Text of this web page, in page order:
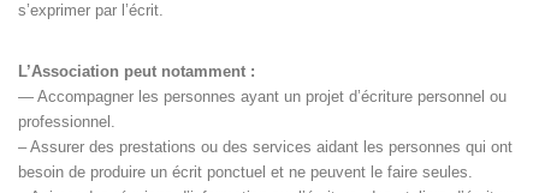
s’exprimer par l’écrit.
L’Association peut notamment :
— Accompagner les personnes ayant un projet d’écriture personnel ou
professionnel.
– Assurer des prestations ou des services aidant les personnes qui ont
besoin de produire un écrit ponctuel et ne peuvent le faire seules.